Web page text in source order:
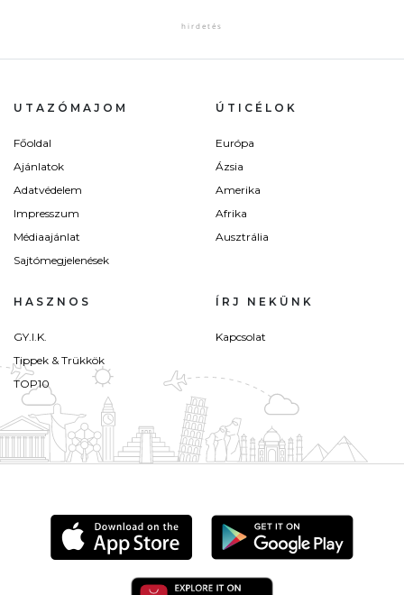
UTAZÓMAJOM
Főoldal
Ajánlatok
Adatvédelem
Impresszum
Médiaajánlat
Sajtómegjelenések
ÚTICÉLOK
Európa
Ázsia
Amerika
Afrika
Ausztrália
HASZNOS
GY.I.K.
Tippek & Trükkök
TOP10
ÍRJ NEKÜNK
Kapcsolat